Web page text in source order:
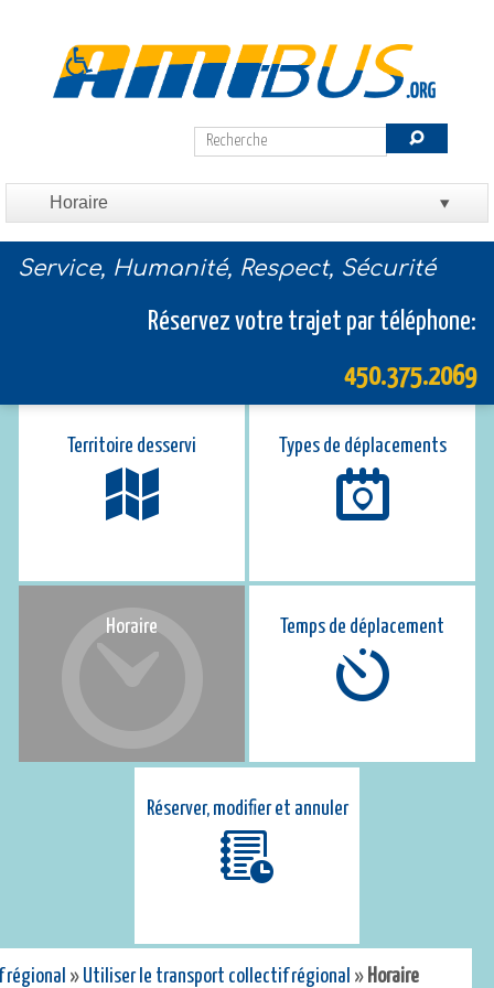
Service, Humanité, Respect, Sécurité
Réservez votre trajet par téléphone:
450.375.2069
Territoire desservi Types de déplacements
Horaire Temps de déplacement
Réserver, modifier et annuler
» Utiliser le transport collectif régional » Horaire